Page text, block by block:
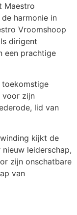
Maestro
harmonie in
Vroomshoop
dirigent
een prachtige
toekomstige
voor zijn
lid van
kijkt de
leiderschap,
zijn onschatbare
van